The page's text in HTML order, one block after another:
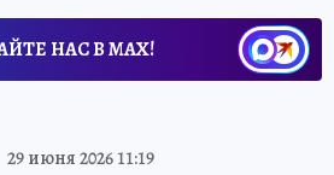
НАС В МАХ!
29 июня 2026 11:19